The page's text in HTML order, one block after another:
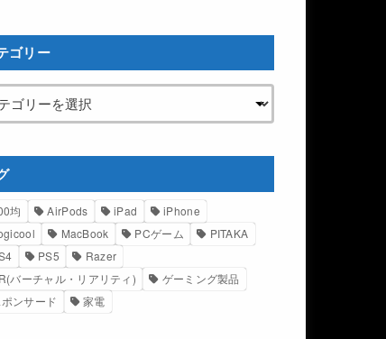
ゴリー
均 AirPods iPad
iPhone
MacBook PCゲーム
PITAKA
PS5
Razer
バーチャル・リアリティ)
ゲーミング製品
ポンサード
家電